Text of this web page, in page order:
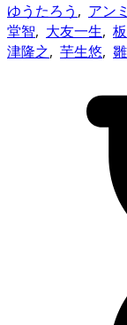
ゆうたろう , アン
堂智, 大友一生,
津隆之, 芋生悠,